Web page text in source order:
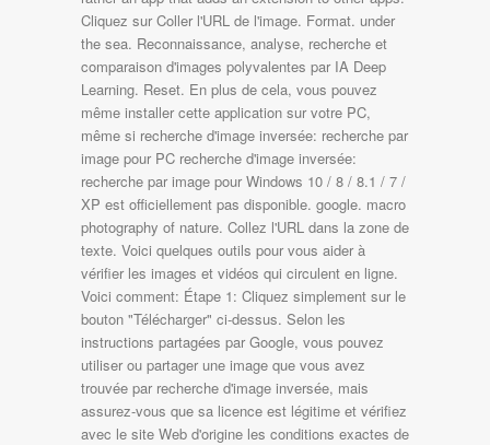
Cliquez sur Coller l'URL de l'image. Format. under
the sea. Reconnaissance, analyse, recherche et
comparaison d'images polyvalentes par IA Deep
Learning. Reset. En plus de cela, vous pouvez
même installer cette application sur votre PC,
même si recherche d'image inversée: recherche par
image pour PC recherche d'image inversée:
recherche par image pour Windows 10 / 8 / 8.1 / 7 /
XP est officiellement pas disponible. google. macro
photography of nature. Collez l'URL dans la zone de
texte. Voici quelques outils pour vous aider à
vérifier les images et vidéos qui circulent en ligne.
Voici comment: Étape 1: Cliquez simplement sur le
bouton "Télécharger" ci-dessus. Selon les
instructions partagées par Google, vous pouvez
utiliser ou partager une image que vous avez
trouvée par recherche d'image inversée, mais
assurez-vous que sa licence est légitime et vérifiez
avec le site Web d'origine les conditions exactes de